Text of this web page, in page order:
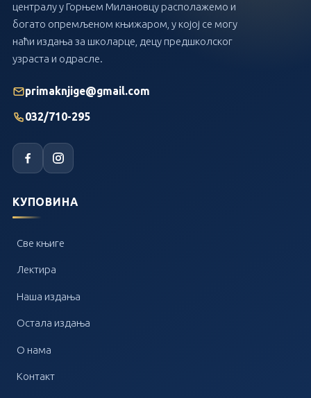
централу у Горњем Милановцу располажемо и
богато опремљеном књижаром, у којој се могу
наћи издања за школарце, децу предшколског
узраста и одрасле.
primaknjige@gmail.com
032/710-295
КУПОВИНА
Све књиге
Лектира
Наша издања
Остала издања
О нама
Контакт